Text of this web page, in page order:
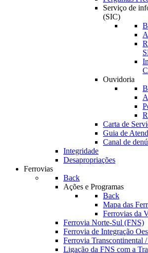
Serviço de
(SIC)
Ouvidoria
Carta de
Guia de
Canal de
Integridade
Desapropriações
Ferrovias
Back
Ações e Programas
Back
Mapa das
Ferrovias da
Ferrovia Norte-Sul (FNS)
Ferrovia de Integração
Ferrovia Transcontinental
Ligação da FNS com a